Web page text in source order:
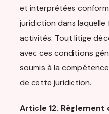
et interprétées
juridiction dans laquelle
activités. Tout litige
avec ces conditions
soumis à la
de cette juridiction.
Article 12. Règlement